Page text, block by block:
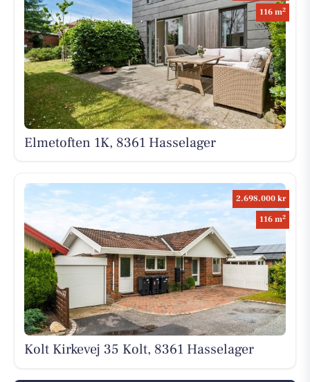
116 m2
Elmetoften 1K, 8361 Hasselager
2.698.000 kr
116 m2
Kolt Kirkevej 35 Kolt, 8361 Hasselager